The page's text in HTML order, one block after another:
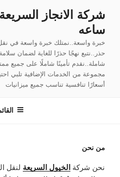
المحتوىساعه
خبرة واسعة..نمتلك خبرة واسعة في
حذر..نتبع نهجًا حذرًا للغاية لضمان
شاملة..نقدم تأمينًا شاملًا على جميع
مجموعة من الخدمات الإضافية تلبي
أسعارًا تنافسية تناسب جميع ميزانيات
من نحن
نحن شركة الخيول السريعة لنقل